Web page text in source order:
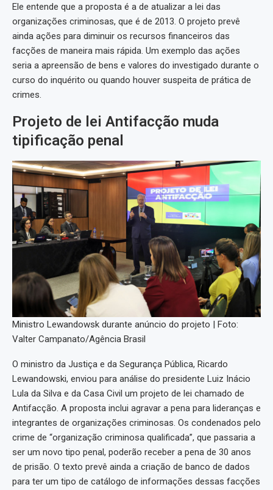
Ele entende que a proposta é a de atualizar a lei das
organizações criminosas, que é de 2013. O projeto prevê
ainda ações para diminuir os recursos financeiros das
facções de maneira mais rápida. Um exemplo das ações
seria a apreensão de bens e valores do investigado durante o
curso do inquérito ou quando houver suspeita de prática de
crimes.
Projeto de lei Antifacção muda
tipificação penal
Ministro Lewandowsk durante anúncio do projeto | Foto:
Valter Campanato/Agência Brasil
O ministro da Justiça e da Segurança Pública, Ricardo
Lewandowski, enviou para análise do presidente Luiz Inácio
Lula da Silva e da Casa Civil um projeto de lei chamado de
Antifacção. A proposta inclui agravar a pena para lideranças e
integrantes de organizações criminosas. Os condenados pelo
crime de “organização criminosa qualificada”, que passaria a
ser um novo tipo penal, poderão receber a pena de 30 anos
de prisão. O texto prevê ainda a criação de banco de dados
para ter um tipo de catálogo de informações dessas facções